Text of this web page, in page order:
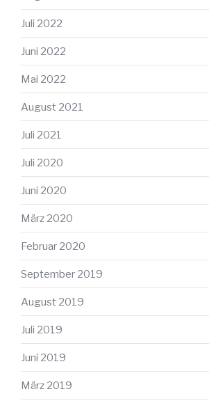
Juli 2022
Juni 2022
Mai 2022
August 2021
Juli 2021
Juli 2020
Juni 2020
März 2020
Februar 2020
September 2019
August 2019
Juli 2019
Juni 2019
März 2019